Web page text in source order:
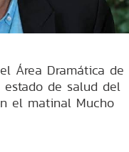
Área Dramática de
estado de salud del
el matinal Mucho